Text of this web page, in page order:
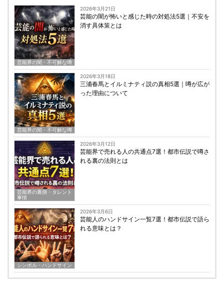
芸能界の闇・不可解な噂
2026年3月21日
芸能の闇が怖いと感じた時の対処法5選｜不安を
消す具体策とは
芸能界の闇・不可解な噂
2026年3月18日
三浦春馬とイルミナティ説の真相5選｜噂が広が
った理由について
芸能界の裏側・タレント
事情
2026年3月12日
芸能界で売れる人の共通点7選！都市伝説で噂さ
れる裏の法則とは
シンボル・ハンドサイン
2026年3月6日
芸能人のハンドサイン一覧7選！都市伝説で語ら
れる意味とは？